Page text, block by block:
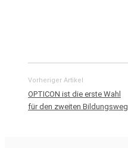
Vorheriger Artikel
OPTICON ist die erste Wahl
für den zweiten Bildungsweg